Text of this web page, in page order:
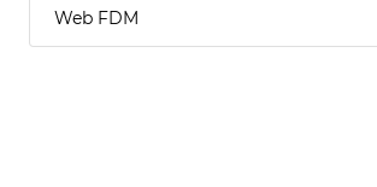
Web FDM